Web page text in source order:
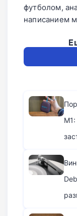
футболом,
написанием